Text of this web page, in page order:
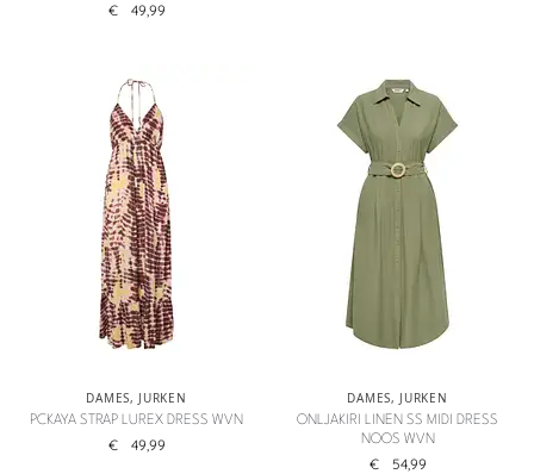
€ 49,99
DAMES, JURKEN
PCKAYA STRAP LUREX DRESS WVN
€ 49,99
DAMES, JURKEN
ONLJAKIRI LINEN SS MIDI DRESS
NOOS WVN
€ 54,99